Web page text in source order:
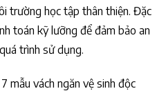
trường học tập thân thiện. Đặc
toán kỹ lưỡng để đảm bảo an
trình sử dụng.
mẫu vách ngăn vệ sinh độc